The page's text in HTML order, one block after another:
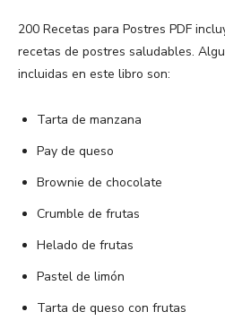
200 Recetas para Postres PDF
recetas de postres saludables.
incluidas en este libro son:
Tarta de manzana
Pay de queso
Brownie de chocolate
Crumble de frutas
Helado de frutas
Pastel de limón
Tarta de queso con frutas